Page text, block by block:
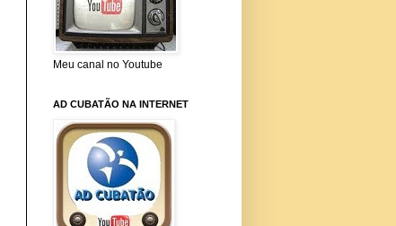
Meu canal no Youtube
AD CUBATÃO NA INTERNET